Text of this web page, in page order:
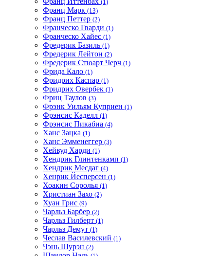
(1)
Франц Марк (13)
Франц Петтер (2)
Франческо Гварди (1)
Франческо Хайес (1)
Фредерик Базиль (1)
Фредерик Лейтон (2)
Фредерик Стюарт Черч (1)
Фрида Кало (1)
Фридрих Каспар (1)
Фридрих Овербек (1)
Фриц Таулов (3)
Фрэнк Уильям Куприен (1)
Фрэнсис Каделл (1)
Фрэнсис Пикабиа (4)
Ханс Зацка (1)
Ханс Эмменеггер (3)
Хейвуд Харди (1)
Хендрик Глинтенкамп (1)
Хендрик Месдаг (4)
Хенрик Йесперсен (1)
Хоакин Соролья (1)
Христиан Захо (2)
Хуан Грис (9)
Чарльз Барбер (2)
Чарльз Гилберт (1)
Чарльз Демут (1)
Чеслав Василевский (1)
Чэнь Шурэн (2)